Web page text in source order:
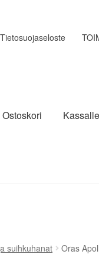
Tietosuojaseloste
Ostoskori Kassalle
suihkuhanat Oras